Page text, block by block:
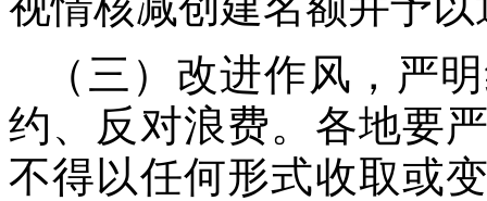
（三）改进作风，严
约、反对浪费。各地要
不得以任何形式收取或